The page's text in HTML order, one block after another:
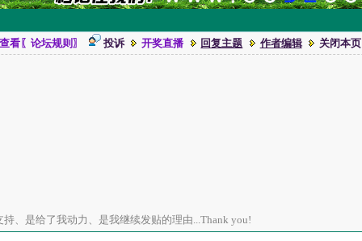
查看〖论坛规则〗
投诉 开奖直播 回复主题 作者编辑 关闭本页
、是给了我动力、是我继续发贴的理由...Thank you!